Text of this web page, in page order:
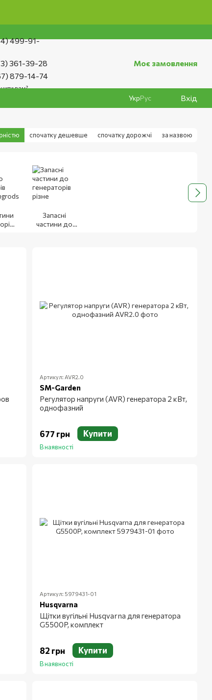
499-91-
361-39-28
879-14-74
вам?
Моє замовлення
УкрРус Вхід
спочатку дешевше спочатку дорожчі за назвою
Запасні
частини до
Артикул: AVR2.0
SM-Garden
Регулятор напруги (AVR) генератора 2 кВт,
однофазний
677 грн Купити
В наявності
Артикул: 5979431-01
Husqvarna
Щітки вугільні Husqvarna для генератора
G5500P, комплект
82 грн Купити
В наявності